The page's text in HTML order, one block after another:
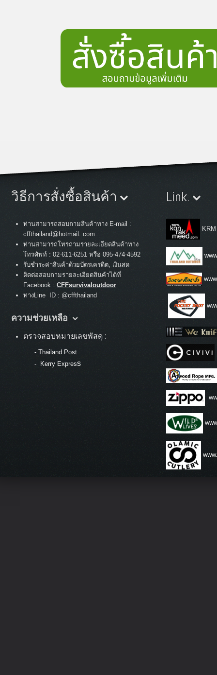
วิธีการสั่งซื้อสินค้า
ท่านสามารถสอบถามสินค้าทาง E-mail :
cffthailand@hotmail. com
ท่านสามารถโทรถามรายละเอียดสินค้าทาง
โทรศัพท์ : 02-611-6251 หรือ 095-474-4592
รับชำระค่าสินค้าด้วยบัตรเครดิต, เงินสด
ติดต่อสอบถามรายละเอียดสินค้าได้ที่
Facebook : CFFsurvivaloutdoor
ทางLine ID : @cffthailand
ความช่วยเหลือ
ตรวจสอบหมายเลขพัสดุ :
- Thailand Post
-
Kerry Express
Link.
KRM